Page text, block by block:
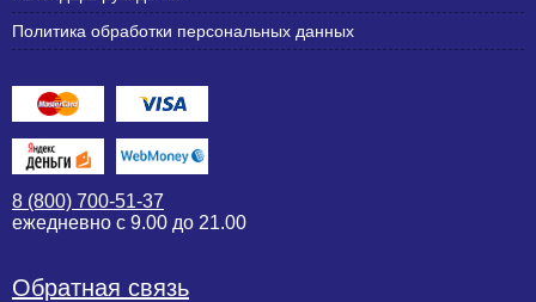
Политика обработки персональных данных
8 (800) 700-51-37
ежедневно с 9.00 до 21.00
Обратная связь